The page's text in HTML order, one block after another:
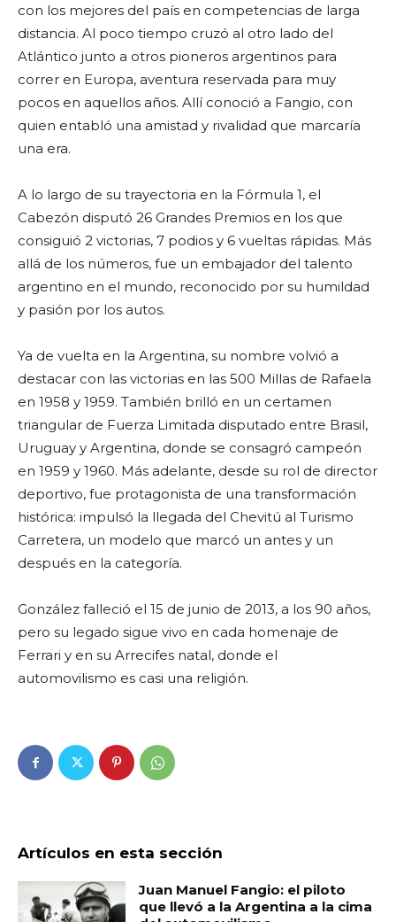
con los mejores del país en competencias de larga
distancia. Al poco tiempo cruzó al otro lado del
Atlántico junto a otros pioneros argentinos para
correr en Europa, aventura reservada para muy
pocos en aquellos años. Allí conoció a Fangio, con
quien entabló una amistad y rivalidad que marcaría
una era.
A lo largo de su trayectoria en la Fórmula 1, el
Cabezón disputó 26 Grandes Premios en los que
consiguió 2 victorias, 7 podios y 6 vueltas rápidas. Más
allá de los números, fue un embajador del talento
argentino en el mundo, reconocido por su humildad
y pasión por los autos.
Ya de vuelta en la Argentina, su nombre volvió a
destacar con las victorias en las 500 Millas de Rafaela
en 1958 y 1959. También brilló en un certamen
triangular de Fuerza Limitada disputado entre Brasil,
Uruguay y Argentina, donde se consagró campeón
en 1959 y 1960. Más adelante, desde su rol de director
deportivo, fue protagonista de una transformación
histórica: impulsó la llegada del Chevitú al Turismo
Carretera, un modelo que marcó un antes y un
después en la categoría.
González falleció el 15 de junio de 2013, a los 90 años,
pero su legado sigue vivo en cada homenaje de
Ferrari y en su Arrecifes natal, donde el
automovilismo es casi una religión.
Artículos en esta sección
Juan Manuel Fangio: el piloto
que llevó a la Argentina a la cima